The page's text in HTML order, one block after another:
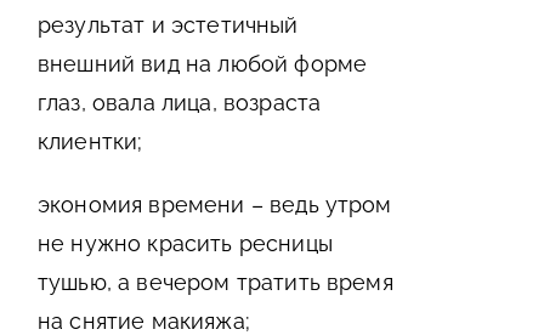
результат и эстетичный
внешний вид на любой форме
глаз, овала лица, возраста
клиентки;
экономия времени – ведь утром
не нужно красить ресницы
тушью, а вечером тратить время
на снятие макияжа;